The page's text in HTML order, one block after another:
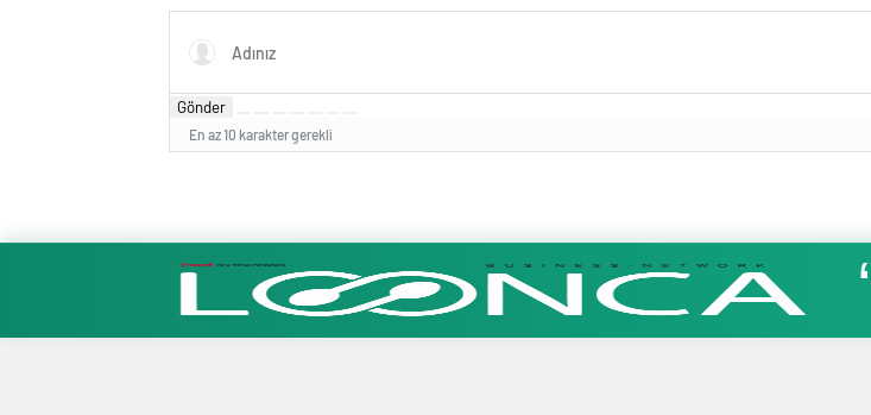
Ticaret Odası Heyeti, TOBB
Bolu’da Bir Araya Geldi
Gönder
En az 10 karakter gerekli